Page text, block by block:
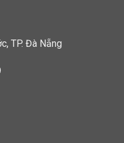
TP. Đà Nẵng